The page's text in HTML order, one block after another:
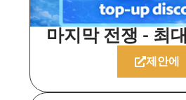
마지막 전쟁 - 최
제안에